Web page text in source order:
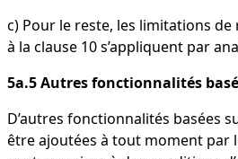
c) Pour le reste, les limitations
à la clause 10 s’appliquent par
5a.5 Autres fonctionnalités
D’autres fonctionnalités basées
être ajoutées à tout moment par